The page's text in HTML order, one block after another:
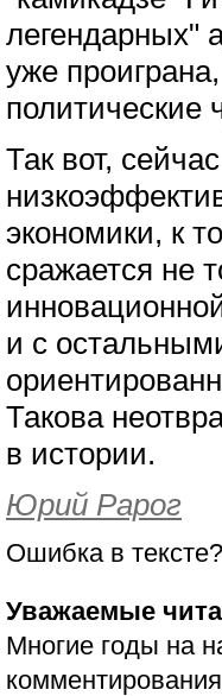
легендарных"
уже
политические
Так вот,
экономики, к
сражается не
и с
Такова
в истории.
Юрий Рарог
Ошибка в
Уважаемые
Многие годы на